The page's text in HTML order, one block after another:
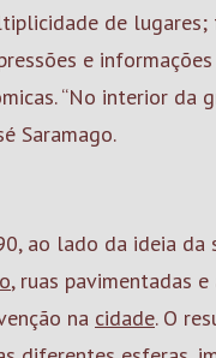
de
e
“No interior da
Saramago.
ao lado da ideia da
, ruas pavimentadas
na cidade. O